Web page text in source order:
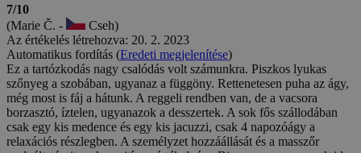
7/10
(Marie Č. -
Cseh)
Az értékelés létrehozva: 20. 2. 2023
Automatikus fordítás (Eredeti megjelenítése)
Ez a tartózkodás nagy csalódás volt számunkra. Piszkos lyukas
szőnyeg a szobában, ugyanaz a függöny. Rettenetesen puha az ágy,
még most is fáj a hátunk. A reggeli rendben van, de a vacsora
borzasztó, íztelen, ugyanazok a desszertek. A sok fős szállodában
csak egy kis medence és egy kis jacuzzi, csak 4 napozóágy a
relaxációs részlegben. A személyzet hozzáállását és a masszőr